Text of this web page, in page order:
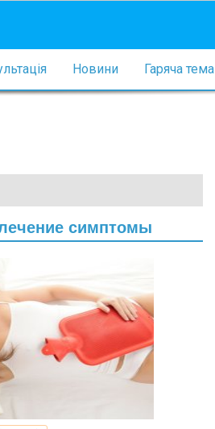
Новини Гаряча тема
симптомы